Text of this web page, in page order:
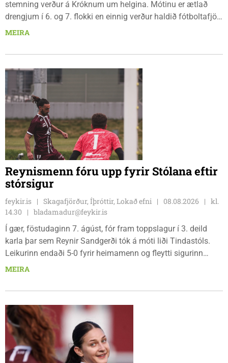
stemning verður á Króknum um helgina. Mótinu er ætlað
drengjum í 6. og 7. flokki en einnig verður haldið fótboltafjör
fyrir yngri systkini. Mótið hófst í gær, föstudaginn 7. ágúst
MEIRA
Reynismenn fóru upp fyrir Stólana eftir
stórsigur
feykir.is Skagafjörður, Íþróttir, Lokað efni 08.08.2026
kl.
14.30
bladamadur@feykir.is
Í gær, föstudaginn 7. ágúst, fór fram toppslagur í 3. deild
karla þar sem Reynir Sandgerði tók á móti liði Tindastóls.
Leikurinn endaði 5-0 fyrir heimamenn og fleytti sigurinn
Reynismönnum á topp deildarinnar en Stólunum í annað
leiknum.
MEIRA